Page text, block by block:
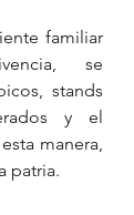
familiar
se
stands
y el
manera,
patria.